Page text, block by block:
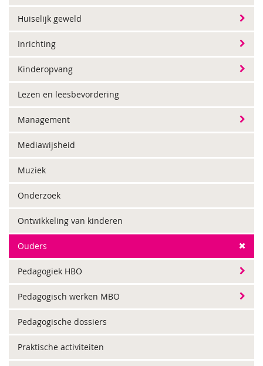
Huiselijk geweld
Inrichting
Kinderopvang
Lezen en leesbevordering
Management
Mediawijsheid
Muziek
Onderzoek
Ontwikkeling van kinderen
Ouders
Pedagogiek HBO
Pedagogisch werken MBO
Pedagogische dossiers
Praktische activiteiten